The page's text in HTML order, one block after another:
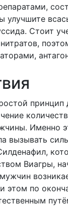
улучшите
Стоит
принцип
Именно
вызывать
Виагры,
этом по